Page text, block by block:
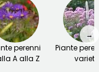
perenni
A alla Z
Piante
→